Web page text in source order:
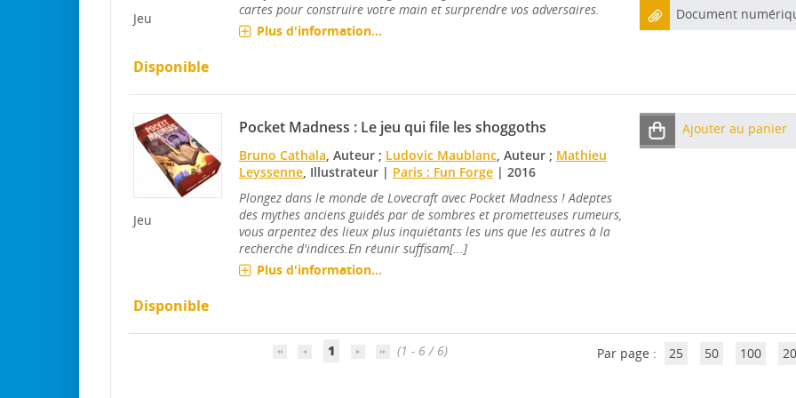
Jeu
cartes pour construire votre main et surprendre vos adversaires.
Plus d'information...
Document
Disponible
Jeu
Pocket Madness : Le jeu qui file les shoggoths
Bruno Cathala , Auteur ; Ludovic Maublanc, Auteur ; Mathieu
Leyssenne, Illustrateur | Paris : Fun Forge| 2016
Plongez dans le monde de Lovecraft avec Pocket Madness ! Adeptes
des mythes anciens guidés par de sombres et prometteuses rumeurs,
vous arpentez des lieux plus inquiétants les uns que les autres à la
recherche d'indices.En réunir suffisam[...]
Plus d'information...
Ajouter au panier
Disponible
1 (1 - 6 / 6) Par page : 25 50 100